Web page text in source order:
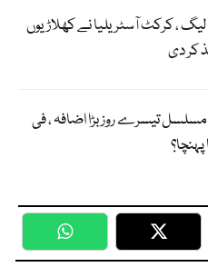
، کرکٹ آسٹریلیا نے کھلاڑیوں
کر دی
تیسرے روز بڑا اضافہ ، فی
WhatsApp